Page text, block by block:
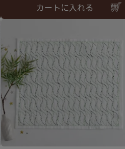
カートに入れる